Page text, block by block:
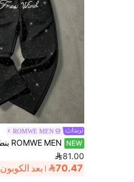
ROMWE MEN
NEW
81.00
70.47 بعد الكوبون